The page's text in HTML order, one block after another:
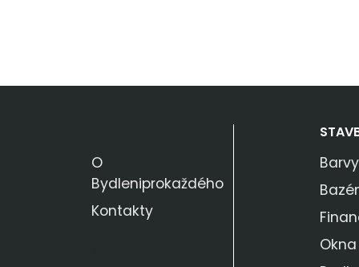
O
Bydleniprokaždého
Kontakty
Barvy